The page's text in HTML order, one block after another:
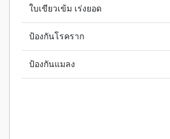
ใบเขียวเข้ม เร่งยอด
ป้องกันโรคราก
ป้องกันแมลง